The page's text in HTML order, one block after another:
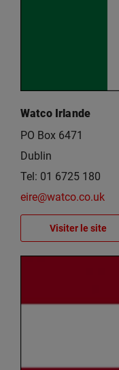
Watco Irlande
PO Box 6471
Dublin
Tel: 01 6725 180
eire@watco.co.uk
Visiter le site